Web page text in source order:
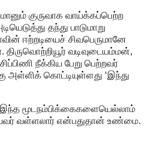
குருவாக வாய்க்கப்பெற்ற
தந்து பாடுமாறு
ஈற்றடியைச் சிவபெருமானே
திருவொற்றியூர் வடிவுடையம்மன்,
நீக்கிய பேறு பெற்றவர்
அள்ளிக் கொட்டியுள்ளது ‘இந்து
இந்த மூடநம்பிக்கைகளையெல்லாம்
வள்ளலார் என்பதுதான் உண்மை.